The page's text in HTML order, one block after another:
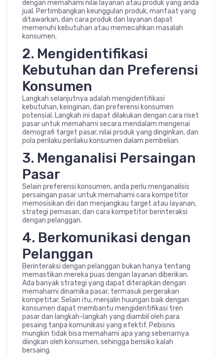
dengan memahami nilai layanan atau produk yang anda
jual. Pertimbangkan keunggulan produk, manfaat yang
ditawarkan, dan cara produk dan layanan dapat
memenuhi kebutuhan atau memecahkan masalah
konsumen.
2. Mengidentifikasi
Kebutuhan dan Preferensi
Konsumen
Langkah selanjutnya adalah mengidentifikasi
kebutuhan, keinginan, dan preferensi konsumen
potensial. Langkah ini dapat dilakukan dengan cara riset
pasar untuk memahami secara mendalam mengenai
demografi target pasar, nilai produk yang dinginkan, dan
pola perilaku perilaku konsumen dalam pembelian.
3. Menganalisi Persaingan
Pasar
Selain preferensi konsumen, anda perlu menganalisis
persaingan pasar untuk memahami cara kompetitor
memosisikan diri dan menjangkau target atau layanan,
strategi pemasan, dan cara kompetitor berinteraksi
dengan pelanggan.
4. Berkomunikasi dengan
Pelanggan
Berinteraksi dengan pelanggan bukan hanya tentang
memastikan mereka puas dengan layanan diberikan.
Ada banyak strategi yang dapat diterapkan dengan
memahami dinamika pasar, termasuk pergerakan
kompetitar. Selain itu, menjalin huungan baik dengan
konsumen dapat membantu mengidentifikasi tren
pasar dan langkah-langkah yang diambil oleh para
pesaing tanpa komunikasi yang efektif. Pebisnis
mungkin tidak bisa memahami apa yang sebenarnya
diingkan oleh konsumen, sehingga berisiko kalah
bersaing.